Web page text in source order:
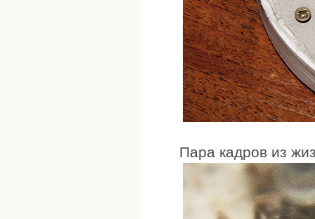
Пара кадров из